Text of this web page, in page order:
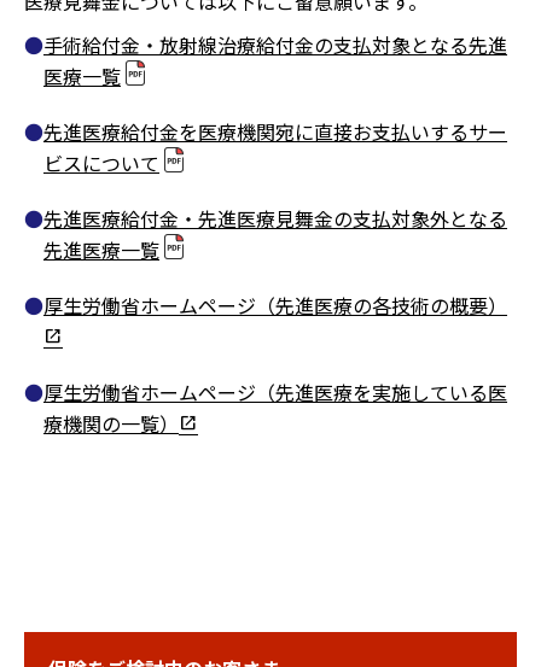
手術給付金・放射線治療給付金の支払対象となる先進
医療一覧
先進医療給付金を医療機関宛に直接お支払いするサー
ビスについて
先進医療給付金・先進医療見舞金の支払対象外となる
先進医療一覧
厚生労働省ホームページ（先進医療の各技術の概要）
厚生労働省ホームページ（先進医療を実施している医
療機関の一覧）